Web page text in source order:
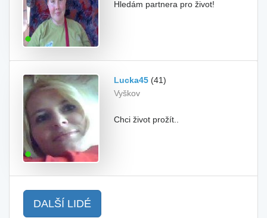
Hledám partnera pro život!
Lucka45 (41)
Vyškov
Chci život prožít..
DALŠÍ LIDÉ